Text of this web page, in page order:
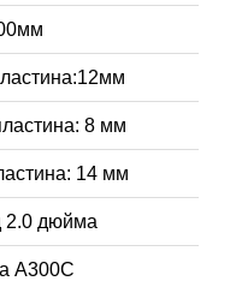
8 мм
14 мм
2.0 дюйма
A300C